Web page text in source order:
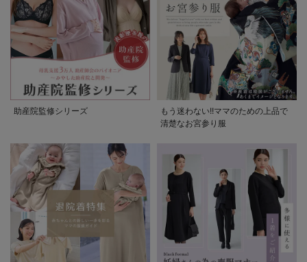
助産院監修シリーズ
もう迷わない!!ママのための上品で
清楚なお宮参り服